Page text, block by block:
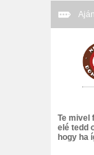
Te mivel
elé tedd
hogy ha